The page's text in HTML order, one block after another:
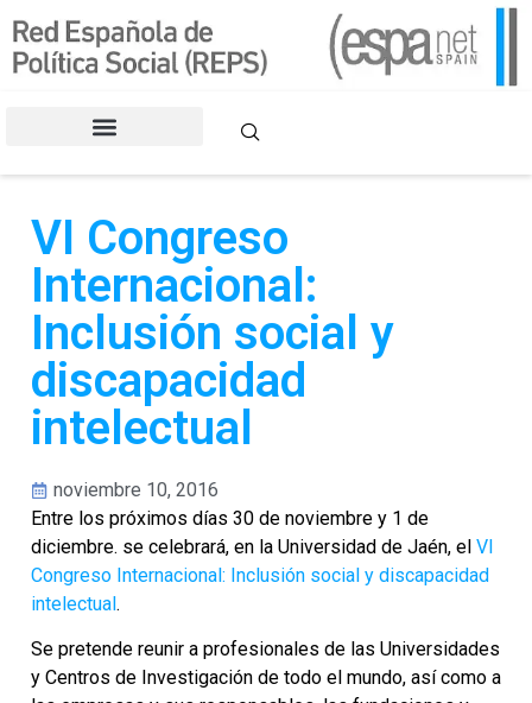
VI Congreso
Internacional:
Inclusión social y
discapacidad
intelectual
noviembre 10, 2016
Entre los próximos días 30 de noviembre y 1 de
diciembre. se celebrará, en la Universidad de Jaén, el VI
Congreso Internacional: Inclusión social y discapacidad
intelectual.
Se pretende reunir a profesionales de las Universidades
y Centros de Investigación de todo el mundo, así como a